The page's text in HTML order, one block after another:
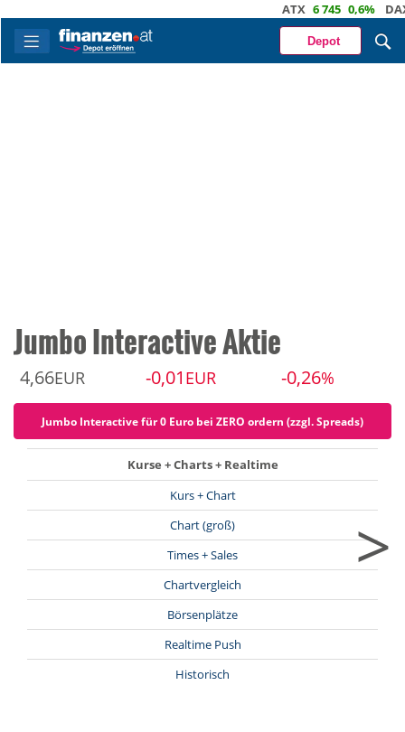
6 745 0,6% DAX 26
Depot
Jumbo Interactive Aktie
4,66EUR -0,01 EUR -0,26%
Jumbo Interactive für 0 Euro bei ZERO ordern (zzgl. Spreads)
Kurse + Charts + Realtime
Kurs + Chart
Chart (groß)
Times + Sales
Chartvergleich
Börsenplätze
Realtime Push
Historisch
>